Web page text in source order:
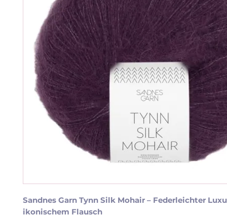
Sandnes Garn Tynn Silk Mohair – Federleichter
ikonischem Flausch